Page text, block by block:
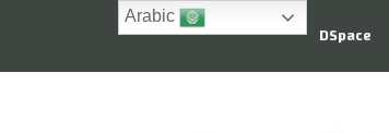
DSpace
Arabic